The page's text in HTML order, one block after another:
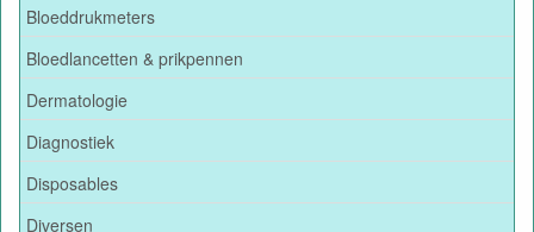
Bloeddrukmeters
Bloedlancetten & prikpennen
Dermatologie
Diagnostiek
Disposables
Diversen